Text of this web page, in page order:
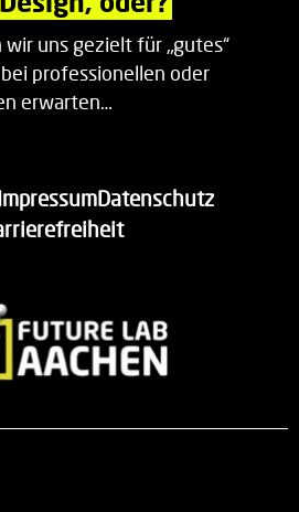
uns gezielt für „gutes“
professionellen oder
erwarten…
Datenschutz